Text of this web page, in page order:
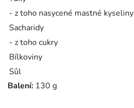
- z toho nasycené mastné kyseliny
Sacharidy
- z toho cukry
Bílkoviny
Sůl
Balení: 130 g